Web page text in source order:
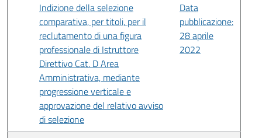
Indizione della selezione
comparativa, per titoli, per il
reclutamento di una figura
professionale di Istruttore
Direttivo Cat. D Area
Amministrativa, mediante
progressione verticale e
approvazione del relativo avviso
di selezione
Data
pubblicazione:
28 aprile
2022